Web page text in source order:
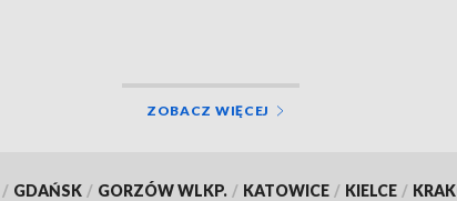
ZOBACZ WIĘCEJ
/ GDAŃSK / GORZÓW WLKP. / KATOWICE / KIELCE /